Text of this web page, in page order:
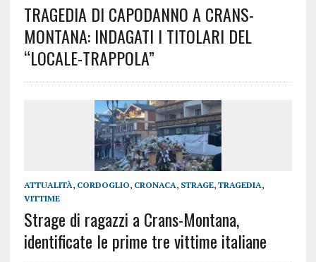
TRAGEDIA DI CAPODANNO A CRANS-
MONTANA: INDAGATI I TITOLARI DEL
“LOCALE-TRAPPOLA”
ATTUALITÀ, CORDOGLIO, CRONACA, STRAGE, TRAGEDIA,
VITTIME
Strage di ragazzi a Crans-Montana,
identificate le prime tre vittime italiane